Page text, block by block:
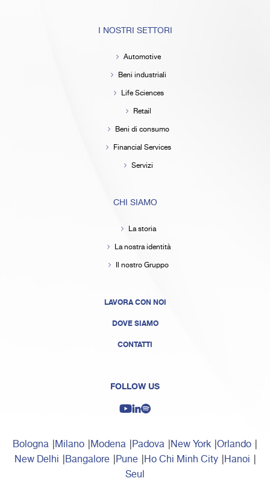
I NOSTRI SETTORI
Automotive
Beni industriali
Life Sciences
Retail
Beni di consumo
Financial Services
Servizi
CHI SIAMO
La storia
La nostra identità
Il nostro Gruppo
LAVORA CON NOI
DOVE SIAMO
CONTATTI
FOLLOW US
Bologna Milano Modena Padova New York Orlando
New Delhi Bangalore Pune Ho Chi Minh City Hanoi
Seul